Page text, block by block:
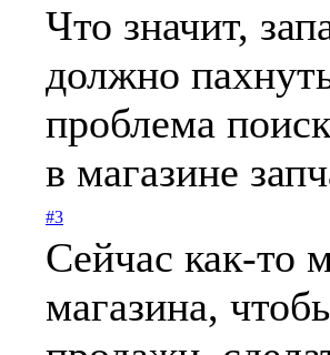
Что значит,
должно
проблема
в магазине
#3
Сейчас как-то
магазина,